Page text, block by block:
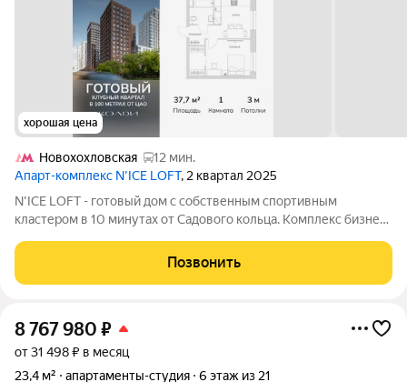
хорошая цена
Новохохловская
12 мин.
Апарт-комплекс N’ICE LOFT, 2 квартал 2025
N'ICE LOFT - готовый дом с собственным спортивным
кластером в 10 минутах от Садового кольца. Комплекс бизнес-
компания КОЛДИ, представляет собой знаковое жилое
пространство, на территории которого
Позвонить
8 767 980 ₽
от 31 498 ₽ в месяц
23,4 м²
апартаменты-студия 6 этаж из 21